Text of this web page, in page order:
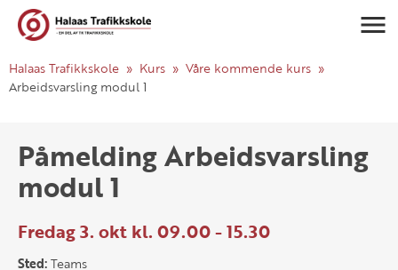
Halaas Trafikkskole Kurs
Våre kommende kurs
Arbeidsvarsling modul 1
Påmelding Arbeidsvarsling
modul 1
Fredag 3. okt kl. 09.00 - 15.30
Sted:Teams